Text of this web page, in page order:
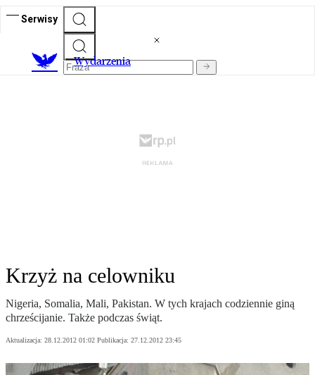
Serwisy
Wydarzenia
Krzyż na celowniku
Nigeria, Somalia, Mali, Pakistan. W tych krajach codziennie giną
chrześcijanie. Także podczas świąt.
Aktualizacja: 28.12.2012 01:02 Publikacja: 27.12.2012 23:45